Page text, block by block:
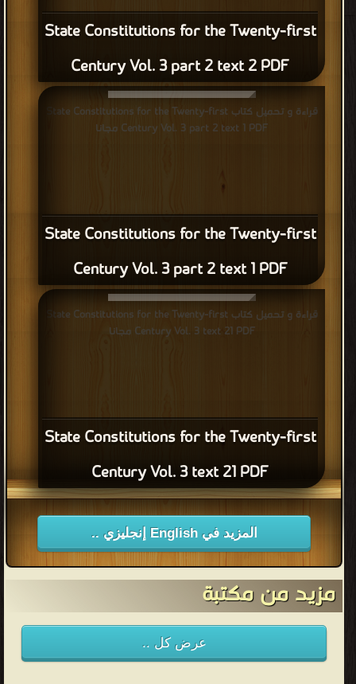
State Constitutions for the Twenty-first
Century Vol. 3 part 2 text 2 PDF
State Constitutions for the Twenty-first
Century Vol. 3 part 2 text 1 PDF
قراءة و تحميل كتاب State Constitutions for the Twenty-first
Century Vol. 3 part 2 text 1 PDF مجانا
State Constitutions for the Twenty-first
Century Vol. 3 text 21 PDF
قراءة و تحميل كتاب State Constitutions for the Twenty-first
Century Vol. 3 text 21 PDF مجانا
المزيد في English إنجليزي ..
مزيد من مكتبة
عرض كل ..